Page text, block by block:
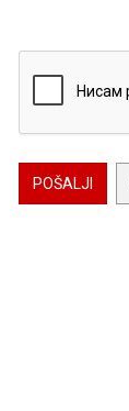
POŠALJI